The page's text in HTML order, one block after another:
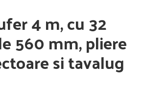
4 m, cu 32
560 mm, pliere
si tavalug